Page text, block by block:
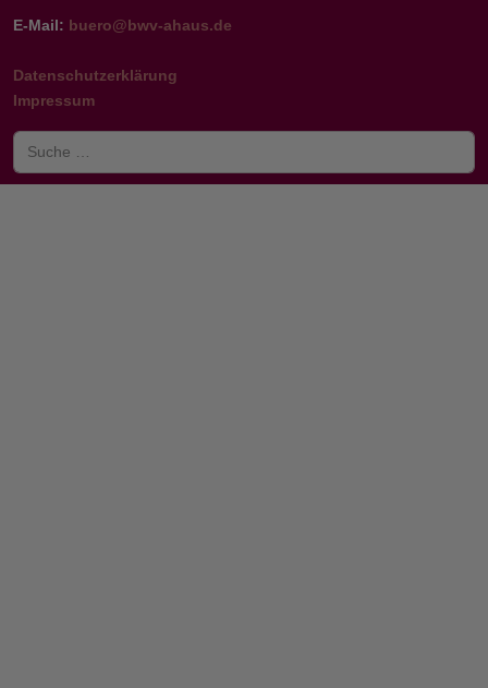
E-Mail: buero@bwv-ahaus.de
Datenschutzerklärung
Impressum
Suchen